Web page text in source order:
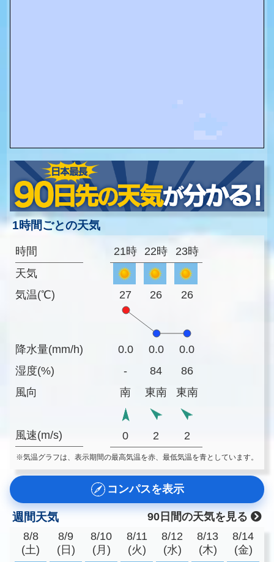
1時間ごとの天気
時間
天気
気温(℃)
降水量(mm/h)
湿度(%)
風向
風速(m/s)
21時 22時 23時
27 26 26
0.0 0.0
0.0
-
84
86
南
東南 東南
0 2 2
※気温グラフは、表示期間の最高気温を赤、最低気温を青としています。
コンパスを表示
週間天気
90日間の天気を見る
8/8
(土)
8/9
(日)
8/10
(月)
8/11
(火)
8/12
(水)
8/13
(木)
8/14
(金)